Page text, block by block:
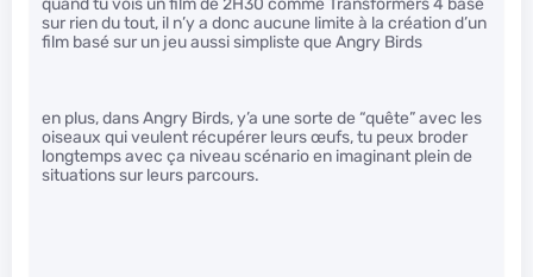
sur rien du tout, il n’y a donc aucune limite à la création d’un
film basé sur un jeu aussi simpliste que Angry Birds
en plus, dans Angry Birds, y’a une sorte de “quête” avec les
oiseaux qui veulent récupérer leurs œufs, tu peux broder
longtemps avec ça niveau scénario en imaginant plein de
situations sur leurs parcours.